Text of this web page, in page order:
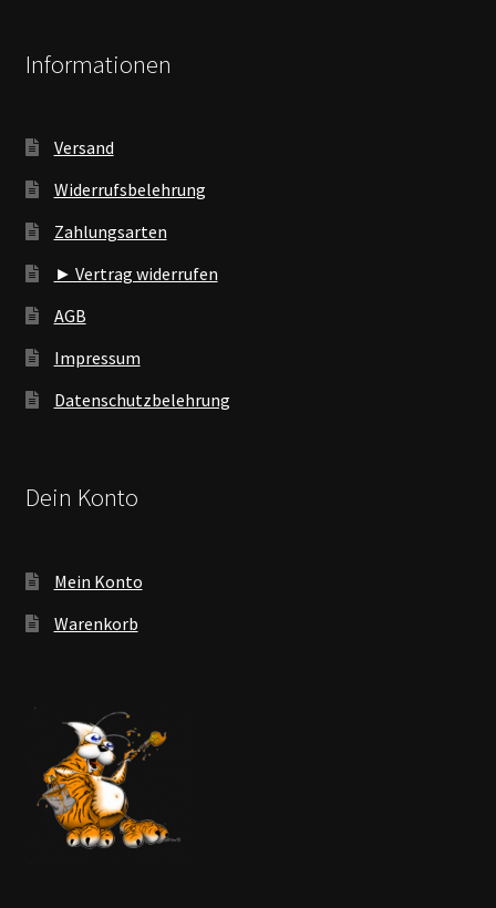
Informationen
Versand
Widerrufsbelehrung
Zahlungsarten
► Vertrag widerrufen
AGB
Impressum
Datenschutzbelehrung
Dein Konto
Mein Konto
Warenkorb